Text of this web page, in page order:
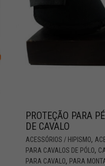
PROTEÇÃO PARA
DE CAVALO
ACESSÓRIOS / HIPISMO,
PARA CAVALOS DE PÓLO,
PARA CAVALO, PARA